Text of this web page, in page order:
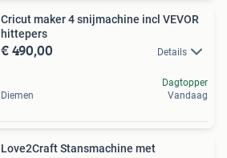
Cricut maker 4 snijmachine incl VEVOR
hittepers
€ 490,00 Details
Diemen
Dagtopper
Vandaag
Love2Craft Stansmachine met